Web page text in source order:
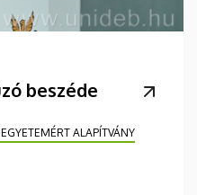
beszéde
ALAPÍTVÁNY